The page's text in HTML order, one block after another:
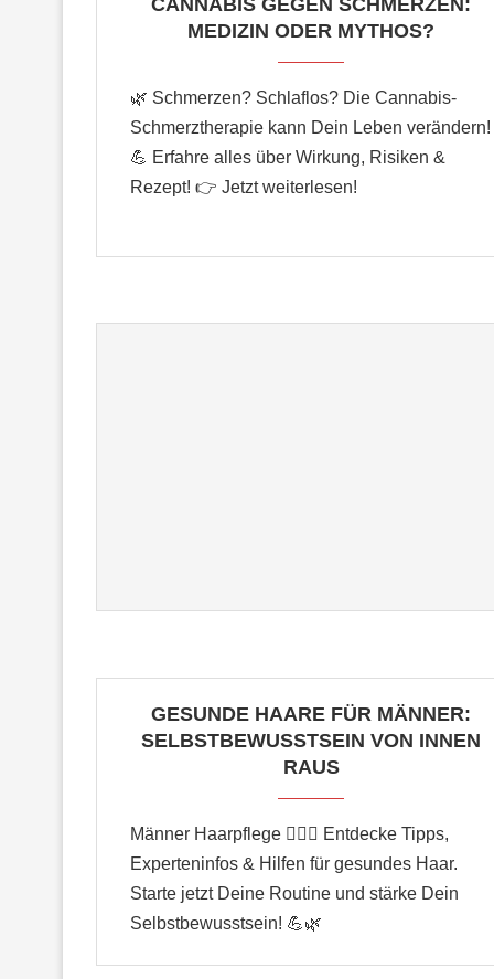
CANNABIS GEGEN SCHMERZEN:
MEDIZIN ODER MYTHOS?
🌿 Schmerzen? Schlaflos? Die Cannabis-
Schmerztherapie kann Dein Leben verändern!
💪 Erfahre alles über Wirkung, Risiken &
Rezept! 👉 Jetzt weiterlesen!
GESUNDE HAARE FÜR MÄNNER:
SELBSTBEWUSSTSEIN VON INNEN
RAUS
Männer Haarpflege 💇‍♂️✨ Entdecke Tipps,
Experteninfos & Hilfen für gesundes Haar.
Starte jetzt Deine Routine und stärke Dein
Selbstbewusstsein! 💪🌿